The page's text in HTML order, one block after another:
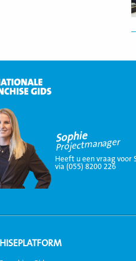
Sophie
Projectmanager
Heeft u een vraag voor
via (055) 8200 226